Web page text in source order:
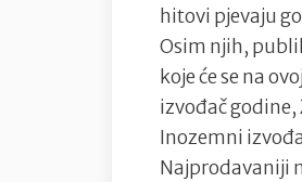
hitovi pjevaju
Osim njih,
koje će se na
izvođač
Inozemni
Najprodavaniji